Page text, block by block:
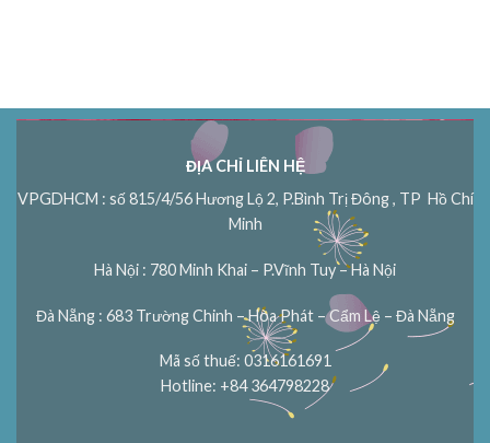
ĐỊA CHỈ LIÊN HỆ
VPGDHCM : số 815/4/56 Hương Lộ 2, P.Bình Trị Đông , TP Hồ Chí
Minh
Hà Nội : 780 Minh Khai – P.Vĩnh Tuy – Hà Nội
Đà Nẵng : 683 Trường Chinh – Hòa Phát – Cẩm Lệ – Đà Nẵng
Mã số thuế: 0316161691
Hotline: +84 364798228